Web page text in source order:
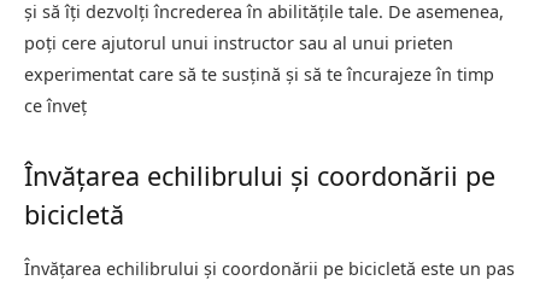
și să îți dezvolți încrederea în abilitățile tale. De asemenea,
poți cere ajutorul unui instructor sau al unui prieten
experimentat care să te susțină și să te încurajeze în timp
ce înveț
Învățarea echilibrului și coordonării pe
bicicletă
Învățarea echilibrului și coordonării pe bicicletă este un pas